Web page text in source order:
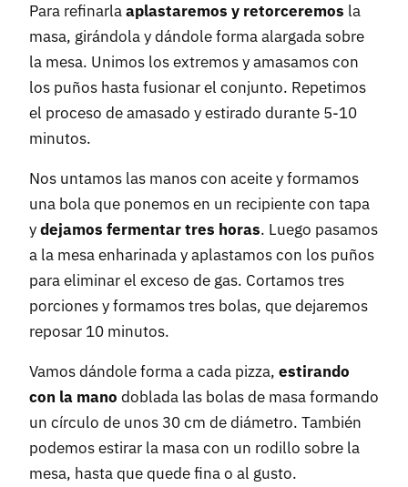
Para refinarlaaplastaremos y retorceremos la
masa, girándola y dándole forma alargada sobre
la mesa. Unimos los extremos y amasamos con
los puños hasta fusionar el conjunto. Repetimos
el proceso de amasado y estirado durante 5-10
minutos.
Nos untamos las manos con aceite y formamos
una bola que ponemos en un recipiente con tapa
ydejamos fermentar tres horas. Luego pasamos
a la mesa enharinada y aplastamos con los puños
para eliminar el exceso de gas. Cortamos tres
porciones y formamos tres bolas, que dejaremos
reposar 10 minutos.
Vamos dándole forma a cada pizza, estirando
con la mano doblada las bolas de masa formando
un círculo de unos 30 cm de diámetro. También
podemos estirar la masa con un rodillo sobre la
mesa, hasta que quede fina o al gusto.